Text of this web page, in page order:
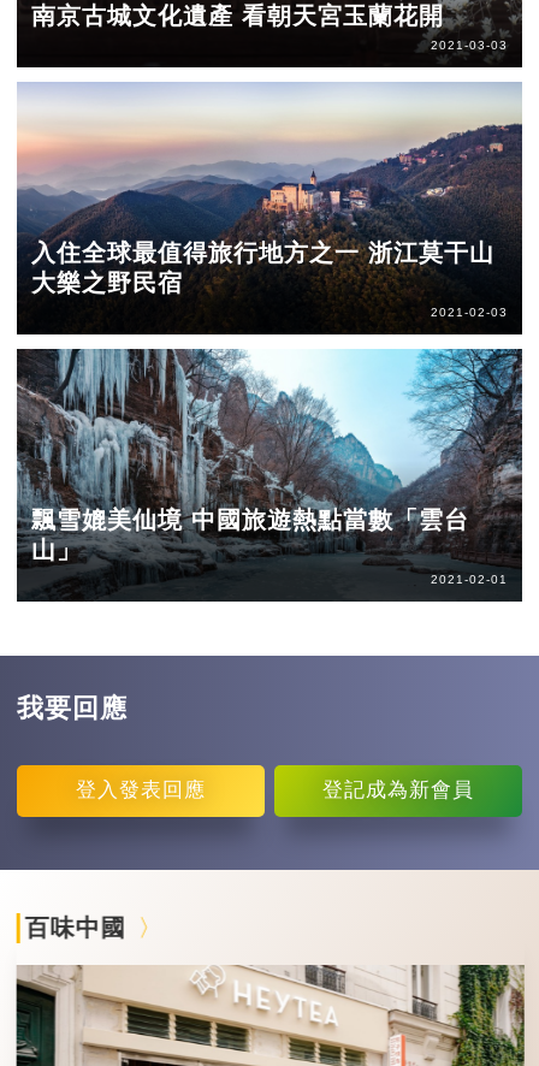
南京古城文化遺產 看朝天宮玉蘭花開
2021-03-03
入住全球最值得旅行地方之一 浙江莫干山
大樂之野民宿
2021-02-03
飄雪媲美仙境 中國旅遊熱點當數「雲台
山」
2021-02-01
我要回應
登入 發表回應 登記成為新會員
百味中國